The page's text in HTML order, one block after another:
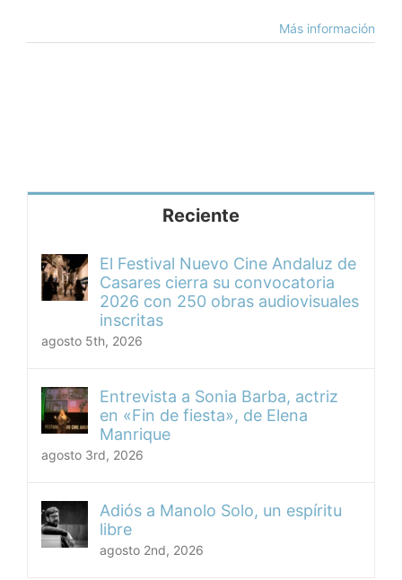
Más información
Reciente
El Festival Nuevo Cine Andaluz de
Casares cierra su convocatoria
2026 con 250 obras audiovisuales
inscritas
agosto 5th, 2026
Entrevista a Sonia Barba, actriz
en «Fin de fiesta», de Elena
Manrique
agosto 3rd, 2026
Adiós a Manolo Solo, un espíritu
libre
agosto 2nd, 2026